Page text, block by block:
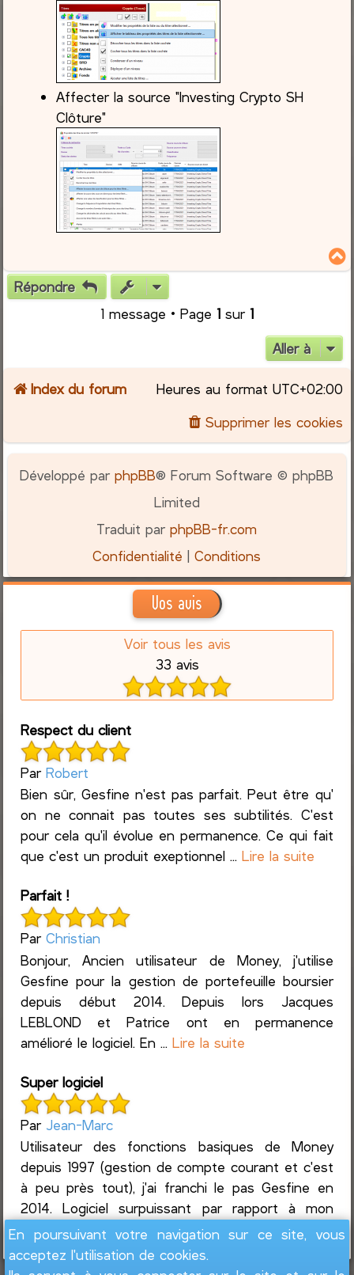
Affecter la source "Investing Crypto SH
Clôture"
Répondre
1 message • Page 1 sur 1
Aller à
Index du forum Heures au format UTC+02:00
Supprimer les cookies
Développé parphpBB® Forum Software © phpBB
Limited
Traduit parphpBB-fr.com
Confidentialité |Conditions
Vos avis
Voir tous les avis
33 avis
Respect du client
ParRobert
Bien sûr, Gesfine n'est pas parfait. Peut être qu'
on ne connait pas toutes ses subtilités. C'est
pour cela qu'il évolue en permanence. Ce qui fait
que c'est un produit exeptionnel ...Lire la suite
Parfait !
ParChristian
Bonjour, Ancien utilisateur de Money, j'utilise
Gesfine pour la gestion de portefeuille boursier
depuis début 2014. Depuis lors Jacques
LEBLOND et Patrice ont en permanence
amélioré le logiciel. En ...Lire la suite
Super logiciel
Par Jean-Marc
Utilisateur des fonctions basiques de Money
depuis 1997 (gestion de compte courant et c'est
à peu près tout), j'ai franchi le pas Gesfine en
2014. Logiciel surpuissant par rapport à mon
usage, j...Lire la suite
En poursuivant votre navigation sur ce site, vous
acceptez l'utilisation de cookies.